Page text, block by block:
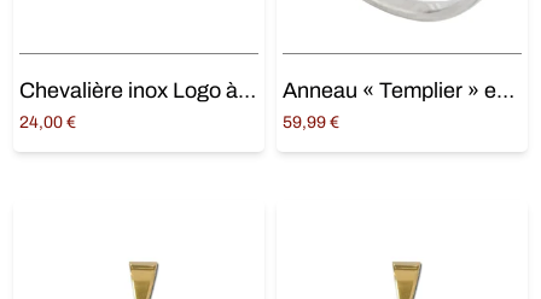
Chevalière inox Logo à personnaliser
24,00 €
Choix des options
Anneau « Templier » en argent
59,99 €
Ajouter au panier